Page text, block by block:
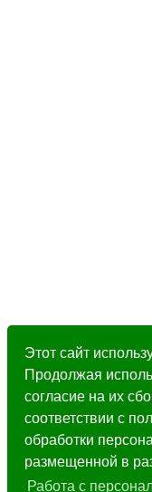
Этот сайт
Продолжая
согласие на их
соответствии с
обработки
размещенной в
Работа с